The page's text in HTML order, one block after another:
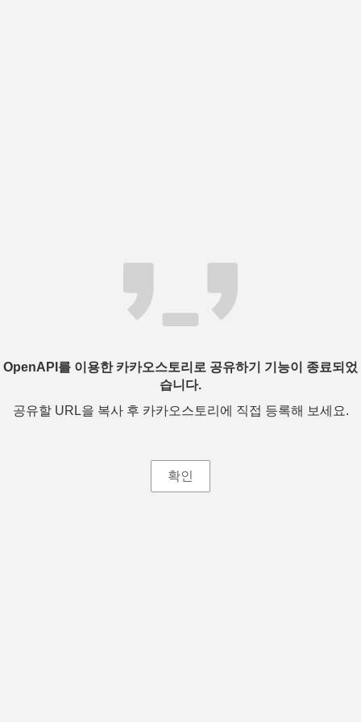
OpenAPI를 이용한 카카오스토리로 공유하기 기능이 종료되었
습니다.
공유할 URL을 복사 후 카카오스토리에 직접 등록해 보세요.
확인